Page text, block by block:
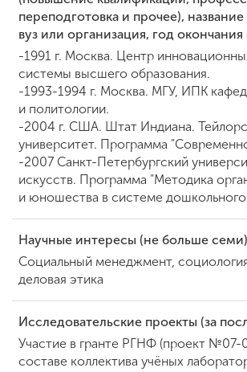
переподготовка и прочее),
вуз или организация, год
-1991 г. Москва. Центр
системы высшего образования.
-1993-1994 г. Москва. МГУ, ИПК
и политологии.
-2004 г. США. Штат Индиана.
университет. Программа
-2007 Санкт-Петербургский
искусств. Программа "Методика
и юношества в системе дошкольного
Научные интересы (не больше
Социальный менеджмент,
деловая этика
Исследовательские проекты (за
Участие в гранте РГНФ (проект №07-
составе коллектива учёных